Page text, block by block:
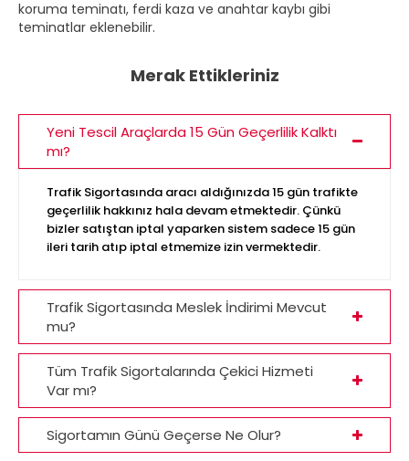
koruma teminatı, ferdi kaza ve anahtar kaybı gibi
teminatlar eklenebilir.
Merak Ettikleriniz
Yeni Tescil Araçlarda 15 Gün Geçerlilik Kalktı
mı?
Trafik Sigortasında aracı aldığınızda 15 gün trafikte
geçerlilik hakkınız hala devam etmektedir. Çünkü
bizler satıştan iptal yaparken sistem sadece 15 gün
ileri tarih atıp iptal etmemize izin vermektedir.
Trafik Sigortasında Meslek İndirimi Mevcut
mu?
Tüm Trafik Sigortalarında Çekici Hizmeti
Var mı?
Sigortamın Günü Geçerse Ne Olur?